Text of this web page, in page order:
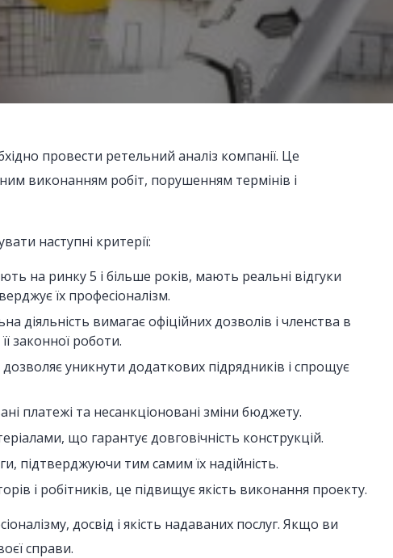
провести ретельний аналіз компанії. Це
виконанням робіт, порушенням термінів і
наступні критерії:
на ринку 5 і більше років, мають реальні відгуки
їх професіоналізм.
діяльність вимагає офіційних дозволів і членства в
законної роботи.
уникнути додаткових підрядників і спрощує
платежі та несанкціоновані зміни бюджету.
що гарантує довговічність конструкцій.
підтверджуючи тим самим їх надійність.
і робітників, це підвищує якість виконання проекту.
досвід і якість надаваних послуг. Якщо ви
справи.